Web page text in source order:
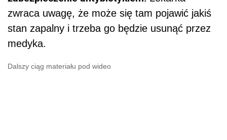
zwraca uwagę, że może się tam pojawić jakiś
stan zapalny i trzeba go będzie usunąć przez
medyka.
Dalszy ciąg materiału pod wideo